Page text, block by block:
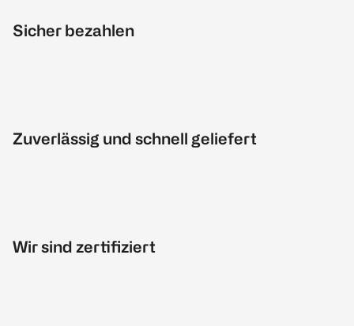
Sicher bezahlen
Zuverlässig und schnell geliefert
Wir sind zertifiziert